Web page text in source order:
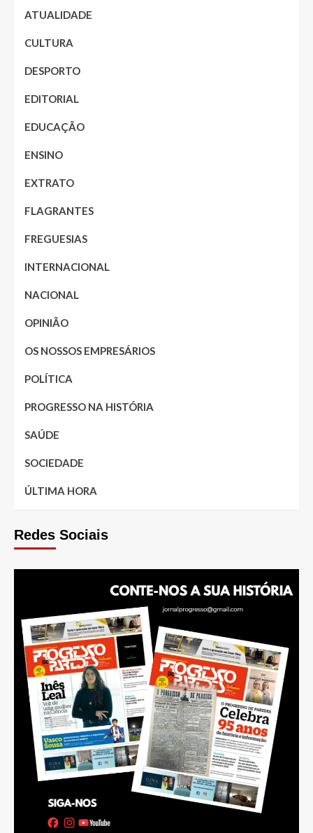
ATUALIDADE
CULTURA
DESPORTO
EDITORIAL
EDUCAÇÃO
ENSINO
EXTRATO
FLAGRANTES
FREGUESIAS
INTERNACIONAL
NACIONAL
OPINIÃO
OS NOSSOS EMPRESÁRIOS
POLÍTICA
PROGRESSO NA HISTÓRIA
SAÚDE
SOCIEDADE
ÚLTIMA HORA
Redes Sociais